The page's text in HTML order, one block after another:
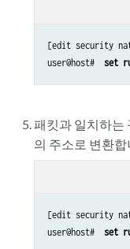
[edit security
user@host# set
패킷과 일치하는
의 주소로 변환합
[edit security
user@host# set